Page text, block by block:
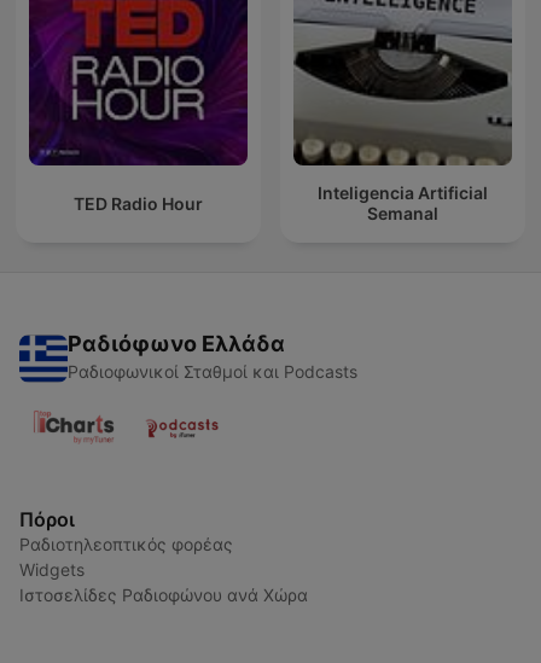
TED Radio Hour
Inteligencia Artificial
Semanal
Ραδιόφωνο Ελλάδα
Ραδιοφωνικοί Σταθμοί και Podcasts
Πόροι
Ραδιοτηλεοπτικός φορέας
Widgets
Ιστοσελίδες Ραδιοφώνου ανά Χώρα